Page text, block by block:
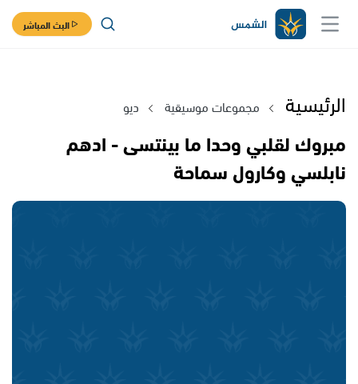
البث المباشر
الرئيسية مجموعات موسيقية ديو
مبروك لقلبي وحدا ما بينتسى - ادهم
نابلسي وكارول سماحة